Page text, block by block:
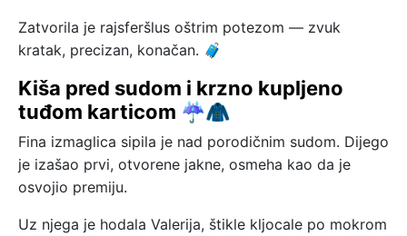
Zatvorila je rajsferšlus oštrim potezom — zvuk
kratak, precizan, konačan. 🧳
Kiša pred sudom i krzno kupljeno
tuđom karticom ☔🧥
Fina izmaglica sipila je nad porodičnim sudom. Dijego
je izašao prvi, otvorene jakne, osmeha kao da je
osvojio premiju.
Uz njega je hodala Valerija, štikle kljocale po mokrom